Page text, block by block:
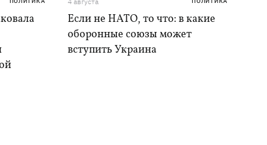
Если не НАТО, то что: в какие
оборонные союзы может
вступить Украина